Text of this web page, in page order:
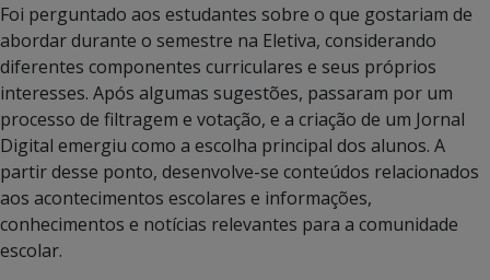
Foi perguntado aos estudantes sobre o que gostariam de
abordar durante o semestre na Eletiva, considerando
diferentes componentes curriculares e seus próprios
interesses. Após algumas sugestões, passaram por um
processo de filtragem e votação, e a criação de um Jornal
Digital emergiu como a escolha principal dos alunos. A
partir desse ponto, desenvolve-se conteúdos relacionados
aos acontecimentos escolares e informações,
conhecimentos e notícias relevantes para a comunidade
escolar.